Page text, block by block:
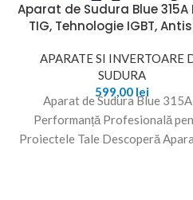
Aparat de Sudura Blue 315A
TIG, Tehnologie IGBT,
APARATE SI INVERTOARE
SUDURA
599,00 lei
Aparat de Sudura Blue 315A
Performanță Profesională
Proiectele Tale Descoperă